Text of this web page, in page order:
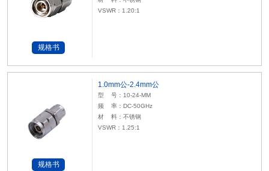
规格书
VSWR：1.20:1
规格书
1.0mm公-2.4mm公
型 号：10-24-MM
频 率：DC-50GHz
材 料：不锈钢
VSWR：1.25:1